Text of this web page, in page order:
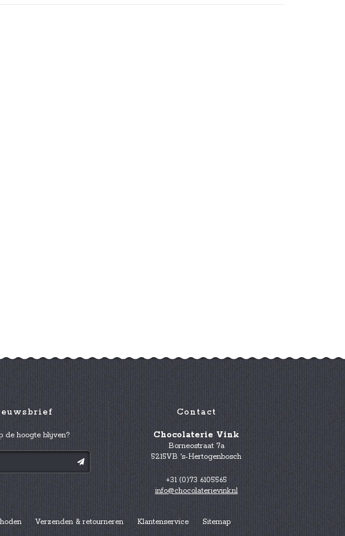
de hoogte blijven?
Contact
Chocolaterie Vink
Borneostraat 7a
5215VB 's-Hertogenbosch
+31 (0)73 6105565
info@chocolaterievink.nl
Verzenden & retourneren Klantenservice Sitemap